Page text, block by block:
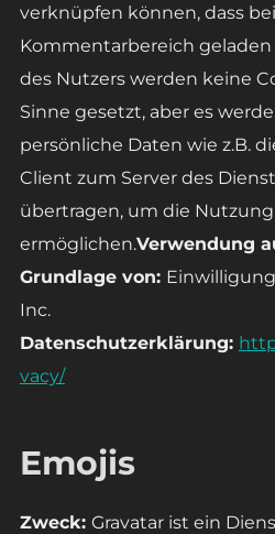
verknüpfen können, dass
Kommentarbereich
des Nutzers werden keine
Sinne gesetzt, aber es
persönliche Daten wie z.B.
Client zum Server des
übertragen, um die
ermöglichen.Verwendung
Grundlage von: Einwilligung
Inc.
Datenschutzerklärung:
vacy/
Emojis
Zweck: Gravatar ist ein